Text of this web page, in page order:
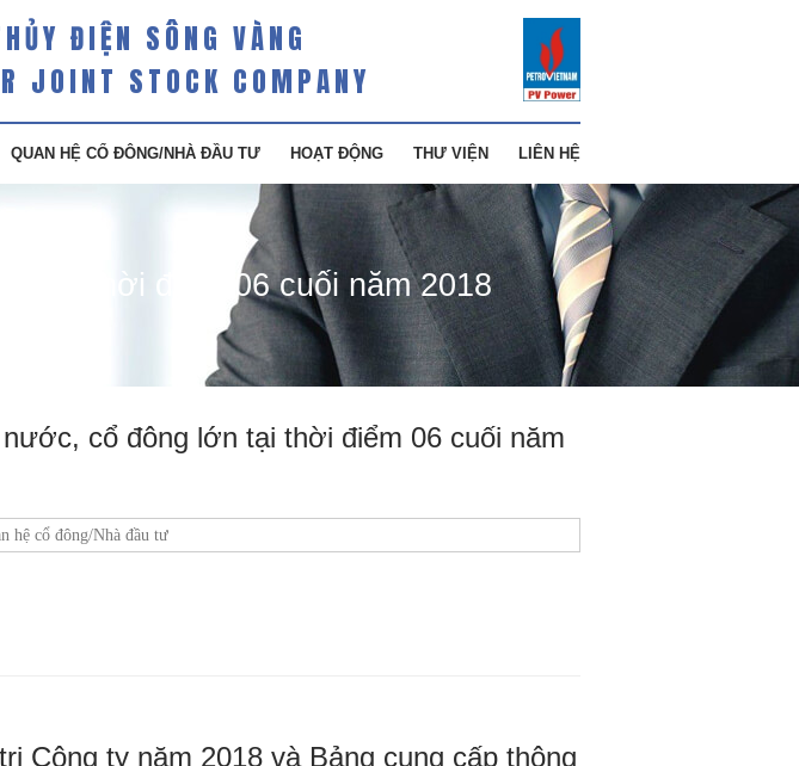
ĐIỆN SÔNG VÀNG
JOINT STOCK COMPANY
QUAN HỆ CỔ ĐÔNG/NHÀ ĐẦU TƯ HOẠT ĐỘNG THƯ VIỆN LIÊN HỆ
tại thời điểm 06 cuối năm 2018
cổ đông lớn tại thời điểm 06 cuối năm
hệ cổ đông/Nhà đầu tư
Công ty năm 2018 và Bảng cung cấp thông